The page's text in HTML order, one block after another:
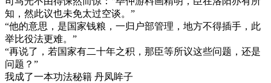
知，然此议也未免太过空谈。”
“他的意思，是国家钱粮，一归户部管理，地方不得插手，此
举比役法更难。”
“再说了，若国家有二十年之积，那臣等所议这些问题，还是
问题？”
我成了一本功法秘籍 丹凤眸子